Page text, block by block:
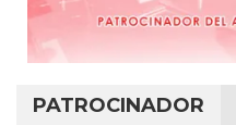
PATROCINADOR